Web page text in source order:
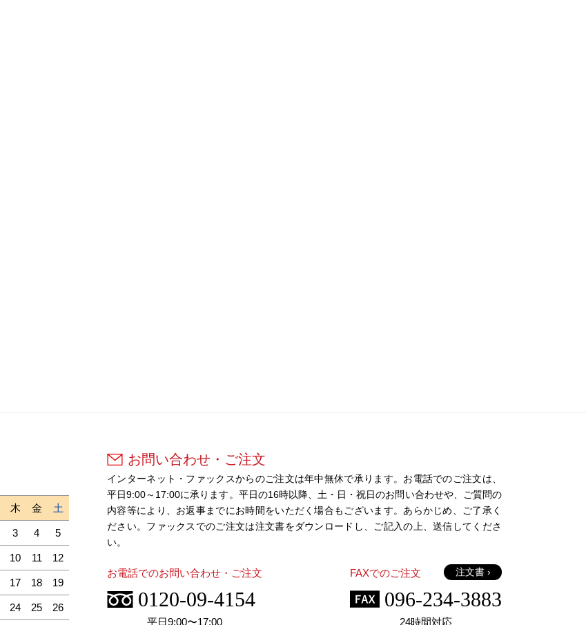
木 金 土
3 4 5
10 11 12
17 18 19
24 25 26
お問い合わせ・ご注文
インターネット・ファックスからのご注文は年中無休で承ります。お電話でのご注文は、
平日9:00～17:00に承ります。平日の16時以降、土・日・祝日のお問い合わせや、ご質問の
内容等により、お返事までにお時間をいただく場合もございます。あらかじめ、ご了承く
ださい。ファックスでのご注文は注文書をダウンロードし、ご記入の上、送信してくださ
い。
お電話でのお問い合わせ・ご注文
0120-09-4154
平日9:00〜17:00
FAXでのご注文 注文書 ›
096-234-3883
24時間対応